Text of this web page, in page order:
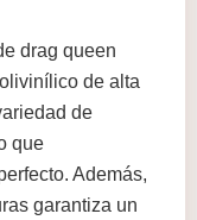
drag queen
de alta
de
que
Además,
garantiza un